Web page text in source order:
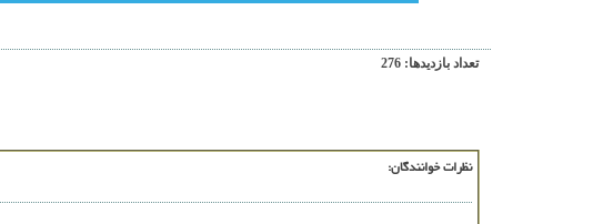
تعداد بازديدها: 276
نظرات خوانندگان: